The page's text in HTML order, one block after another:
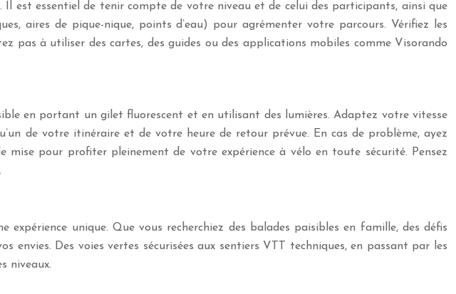
est essentiel de tenir compte de votre niveau et de celui des participants, ainsi que
aires de pique-nique, points d’eau) pour agrémenter votre parcours. Vérifiez les
pas à utiliser des cartes, des guides ou des applications mobiles comme Visorando
en portant un gilet fluorescent et en utilisant des lumières. Adaptez votre vitesse
de votre itinéraire et de votre heure de retour prévue. En cas de problème, ayez
pour profiter pleinement de votre expérience à vélo en toute sécurité. Pensez
unique. Que vous recherchiez des balades paisibles en famille, des défis
Des voies vertes sécurisées aux sentiers VTT techniques, en passant par les
niveaux.